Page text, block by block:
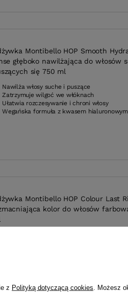
Montibello HOP Smooth
głęboko nawilżająca do włosów
się 750 ml
Nawilża włosy suche i puszące
Zatrzymuje wilgoć we włóknach
Ułatwia rozczesywanie i chroni włosy
Wegańska formuła z kwasem hialuronowym
Montibello HOP Colour Last
kolor do włosów
z Polityką dotyczącą cookies . Możesz